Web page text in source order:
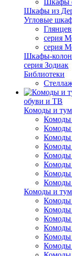
Шкафы
Шкафы из
Угловые
серия
серия
Шкафы-
серия Зодиак
Библиотеки
обуви и ТВ
Комоды и
Комоды
Комоды
Комоды
Комоды
Комоды
Комоды
Комоды и
Комоды
Комоды
Комоды
Комоды